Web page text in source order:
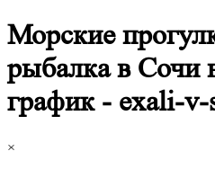
Морские
рыбалка в Сочи
график - exali-v-
×